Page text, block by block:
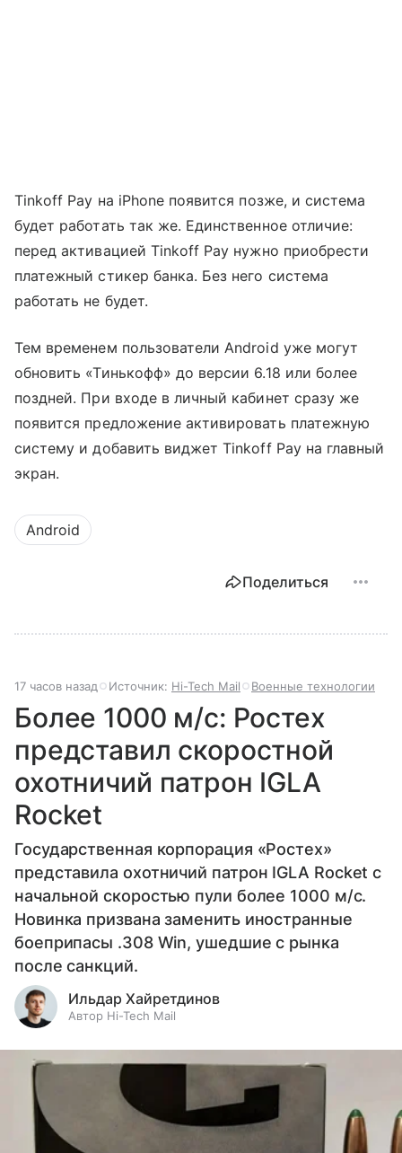
Tinkoff Pay на iPhone появится позже, и система
будет работать так же. Единственное отличие:
перед активацией Tinkoff Pay нужно приобрести
платежный стикер банка. Без него система
работать не будет.
Тем временем пользователи Android уже могут
обновить «Тинькофф» до версии 6.18 или более
поздней. При входе в личный кабинет сразу же
появится предложение активировать платежную
систему и добавить виджет Tinkoff Pay на главный
экран.
Android
Поделиться
17 часов назад Источник: Hi-Tech Mail Военные технологии
Более 1000 м/с: Ростех
представил скоростной
охотничий патрон IGLA
Rocket
Государственная корпорация «Ростех»
представила охотничий патрон IGLA Rocket с
начальной скоростью пули более 1000 м/с.
Новинка призвана заменить иностранные
боеприпасы .308 Win, ушедшие с рынка
после санкций.
Ильдар Хайретдинов
Автор Hi-Tech Mail